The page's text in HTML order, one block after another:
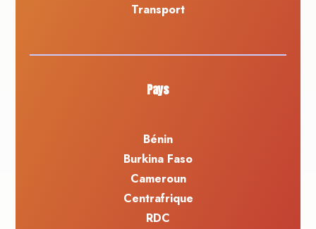
Transport
Pays
Bénin
Burkina Faso
Cameroun
Centrafrique
RDC